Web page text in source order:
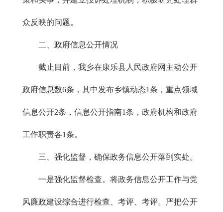
众反映的问题。
二、政府信息公开情况
截止目前，我乡在康乐县人民政府网主动公开
政府信息数6条，其中发布乡镇动态1条，重点领域
信息公开2条，信息公开指南1条，政府机构和政府
工作职责各1条。
三、强化监督，确保政务信息公开落到实处。
一是强化监督检查。将政务信息公开工作与党
风廉政建设综合进行检查、考评、考评。严把公开